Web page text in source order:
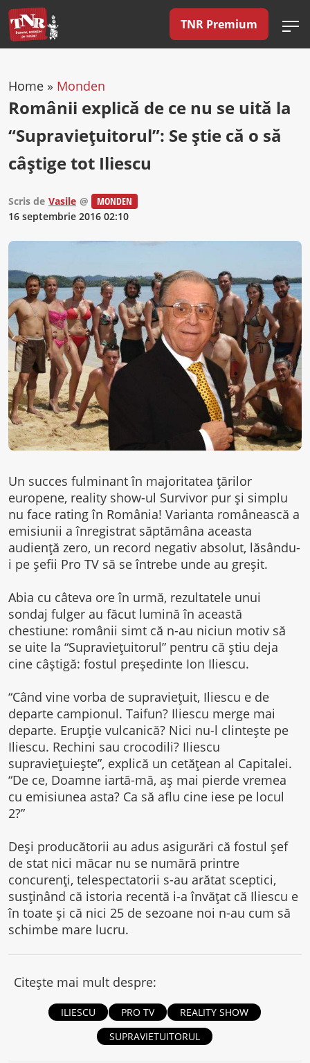
TNR Premium
Home » Monden
Românii explică de ce nu se uită la
“Supravieţuitorul”: Se ştie că o să
câştige tot Iliescu
Scris de Vasile @
MONDEN
16 septembrie 2016 02:10
Un succes fulminant în majoritatea ţărilor
europene, reality show-ul Survivor pur şi simplu
nu face rating în România! Varianta românească a
emisiunii a înregistrat săptămâna aceasta
audienţă zero, un record negativ absolut, lăsându-
i pe şefii Pro TV să se întrebe unde au greşit.
Abia cu câteva ore în urmă, rezultatele unui
sondaj fulger au făcut lumină în această
chestiune: românii simt că n-au niciun motiv să
se uite la “Supravieţuitorul” pentru că ştiu deja
cine câştigă: fostul preşedinte Ion Iliescu.
“Când vine vorba de supravieţuit, Iliescu e de
departe campionul. Taifun? Iliescu merge mai
departe. Erupţie vulcanică? Nici nu-l clinteşte pe
Iliescu. Rechini sau crocodili? Iliescu
supravieţuieşte”, explică un cetăţean al Capitalei.
“De ce, Doamne iartă-mă, aş mai pierde vremea
cu emisiunea asta? Ca să aflu cine iese pe locul
2?”
Deşi producătorii au adus asigurări că fostul şef
de stat nici măcar nu se numără printre
concurenţi, telespectatorii s-au arătat sceptici,
susţinând că istoria recentă i-a învăţat că Iliescu e
în toate şi că nici 25 de sezoane noi n-au cum să
schimbe mare lucru.
Citește mai mult despre:
ILIESCU PRO TV
REALITY SHOW
SUPRAVIETUITORUL